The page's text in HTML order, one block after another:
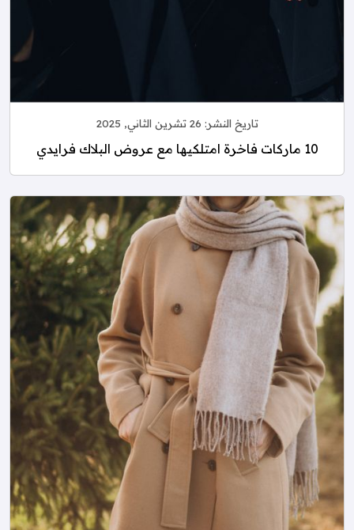
تاريخ النشر: 26 تشرين الثاني, 2025
10 ماركات فاخرة امتلكيها مع عروض البلاك فرايدي